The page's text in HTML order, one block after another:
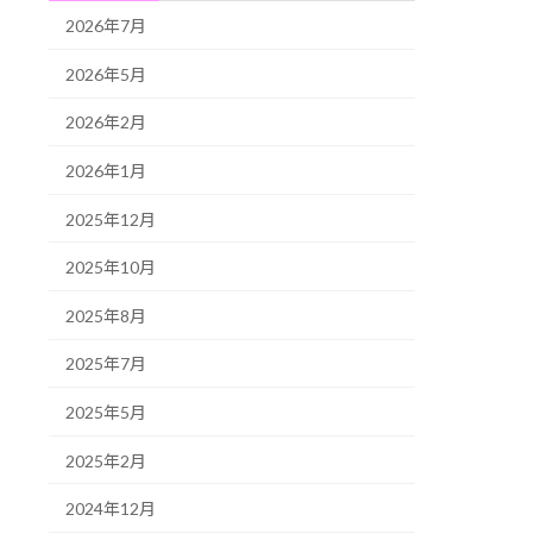
2026年7月
2026年5月
2026年2月
2026年1月
2025年12月
2025年10月
2025年8月
2025年7月
2025年5月
2025年2月
2024年12月